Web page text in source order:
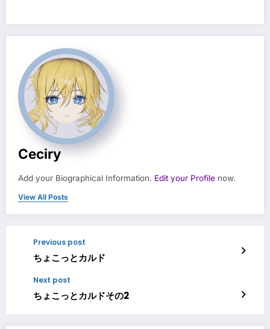
Ceciry
Add your Biographical Information. Edit your Profile now.
View All Posts
Previous post
ちょこっとカルド
Next post
ちょこっとカルドその2